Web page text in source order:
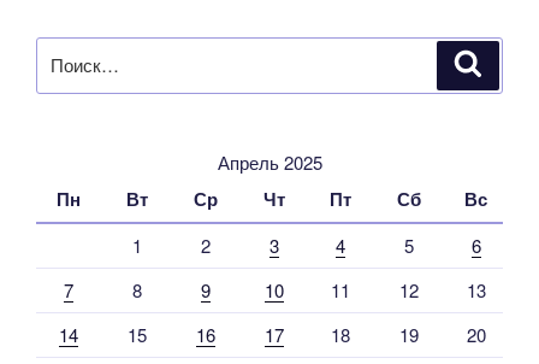
Апрель 2025
Пн Вт Ср Чт Пт Сб Вс
1 2 3 4 5
6
7
8 9 10 11 12
13
14
15 16 17 18 19
20